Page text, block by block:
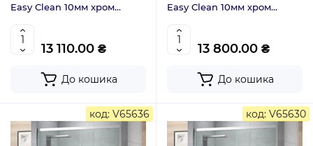
Easy Clean 10мм хром
13 110.00 ₴
До кошика
Easy Clean 10мм хром
13 800.00 ₴
До кошика
код: V65636 код: V65630